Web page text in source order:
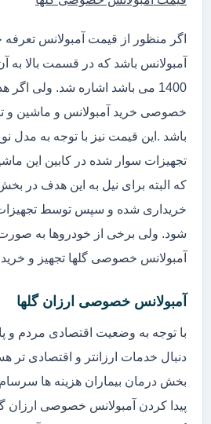
اگر منظور از قیمت آمبولانس
آمبولانس باشد که در قسمت بالا به
1400 می باشد اشاره شد. ولی
خصوصی خرید آمبولانس و ماشین و
باشد .این قیمت نیز با توجه به مدل
تجهیزات سوار شده در کابین این
که البته برای نیل به این هدف در
خریداری شده و سپس توسط
شود. ولی برخی از خودروها به
آمبولانس خصوصی گلها تجهیز و
آمبولانس خصوصی ارزان گلها
با توجه به وضعیت اقتصادی مردم و
دنبال خدمات ارزانتر و اقتصادی تر
بخش درمان بیماران هزینه ها
پیدا کردن آمبولانس خصوصی ارزان